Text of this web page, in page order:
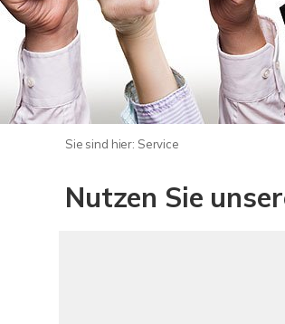
Sie sind hier: Service
Nutzen Sie